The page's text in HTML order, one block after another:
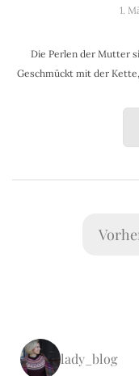
1.
Die Perlen der Mutter
Geschmückt mit der
lady_blog